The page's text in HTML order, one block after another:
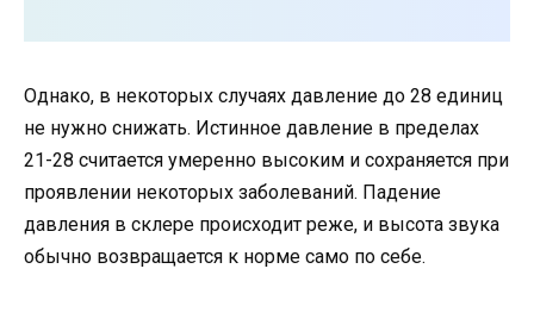
Однако, в некоторых случаях давление до 28 единиц
не нужно снижать. Истинное давление в пределах
21-28 считается умеренно высоким и сохраняется при
проявлении некоторых заболеваний. Падение
давления в склере происходит реже, и высота звука
обычно возвращается к норме само по себе.